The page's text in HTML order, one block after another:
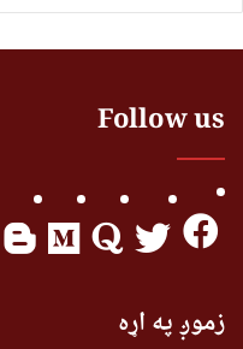
Follow us
زموږ په اړه